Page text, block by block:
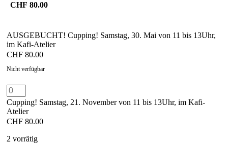
CHF 80.00
AUSGEBUCHT! Cupping! Samstag, 30. Mai von 11 bis 13Uhr,
im Kafi-Atelier
CHF 80.00
Nicht verfügbar
Cupping!
Samstag,
21.
November
von
11
Cupping! Samstag, 21. November von 11 bis 13Uhr, im Kafi-
Atelier
CHF 80.00
2 vorrätig